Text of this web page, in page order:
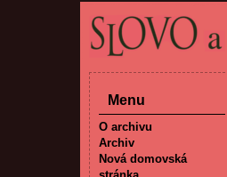
Menu
O archivu
Archiv
Nová domovská